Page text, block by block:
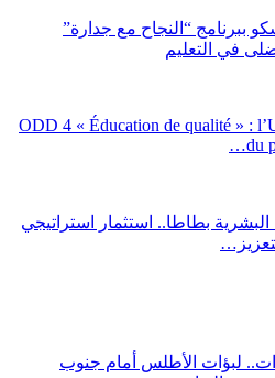
ببرنامج “النجاح مع جدارة”
في التعليم
ODD 4 « Éducation de qualité » :
du
البشرية بطاطا.. استثمار استراتيجي
لبؤات الأطلس أمام جنوب